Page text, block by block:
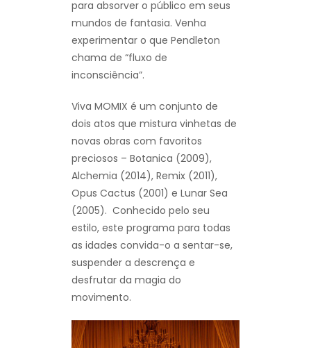
para absorver o público em seus
mundos de fantasia. Venha
experimentar o que Pendleton
chama de “fluxo de
inconsciência”.
Viva MOMIX é um conjunto de
dois atos que mistura vinhetas de
novas obras com favoritos
preciosos – Botanica (2009),
Alchemia (2014), Remix (2011),
Opus Cactus (2001) e Lunar Sea
(2005). Conhecido pelo seu
estilo, este programa para todas
as idades convida-o a sentar-se,
suspender a descrença e
desfrutar da magia do
movimento.